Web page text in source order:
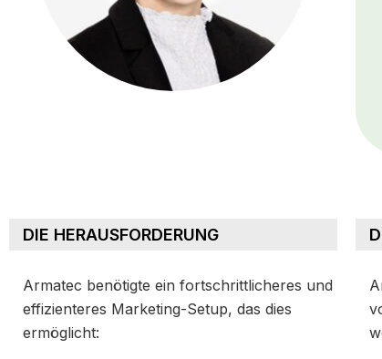
DIE HERAUSFORDERUNG
Armatec benötigte ein fortschrittlicheres und
effizienteres Marketing-Setup, das dies
ermöglicht: